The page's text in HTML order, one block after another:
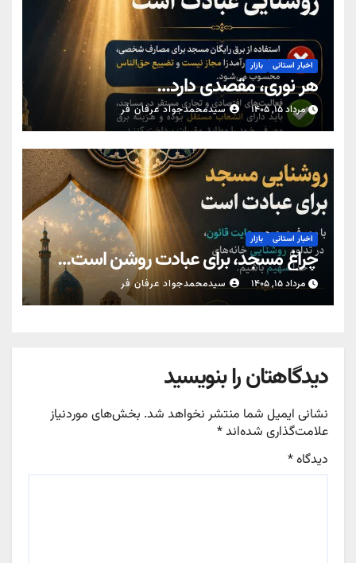
اخبار استانی بازار
هر نوری، مقصدی دارد…
مرداد ۱۵, ۱۴۰۵ سیدمحمدجواد عرفان فر
اخبار استانی بازار
چراغ مسجد، برای عبادت روشن است…
مرداد ۱۵, ۱۴۰۵ سیدمحمدجواد عرفان فر
دیدگاهتان را بنویسید
نشانی ایمیل شما منتشر نخواهد شد. بخش‌های موردنیاز
علامت‌گذاری شده‌اند*
دیدگاه*